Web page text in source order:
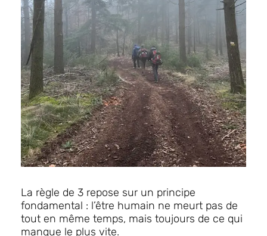
La règle de 3 repose sur un principe
fondamental : l’être humain ne meurt pas de
tout en même temps, mais toujours de ce qui
manque le plus vite.